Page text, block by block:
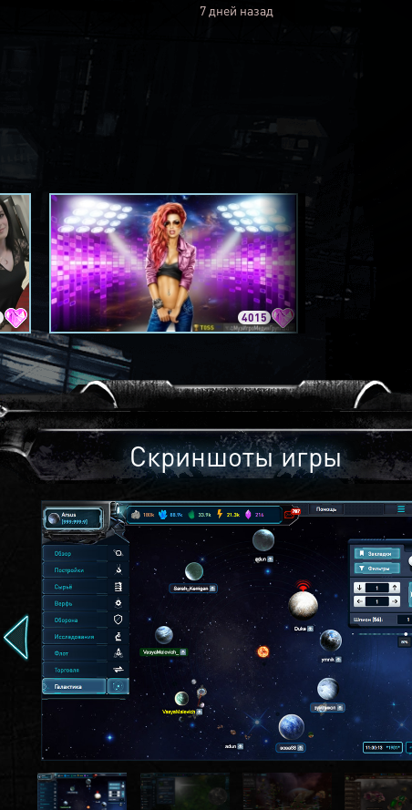
7 дней назад
4015
Скриншоты игры